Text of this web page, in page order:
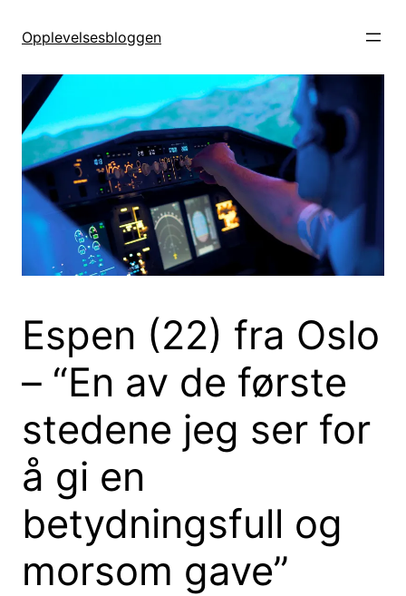
Opplevelsesbloggen
Espen (22) fra Oslo
– “En av de første
stedene jeg ser for
å gi en
betydningsfull og
morsom gave”